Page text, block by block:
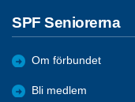
SPF Seniorerna
Om förbundet
Bli medlem